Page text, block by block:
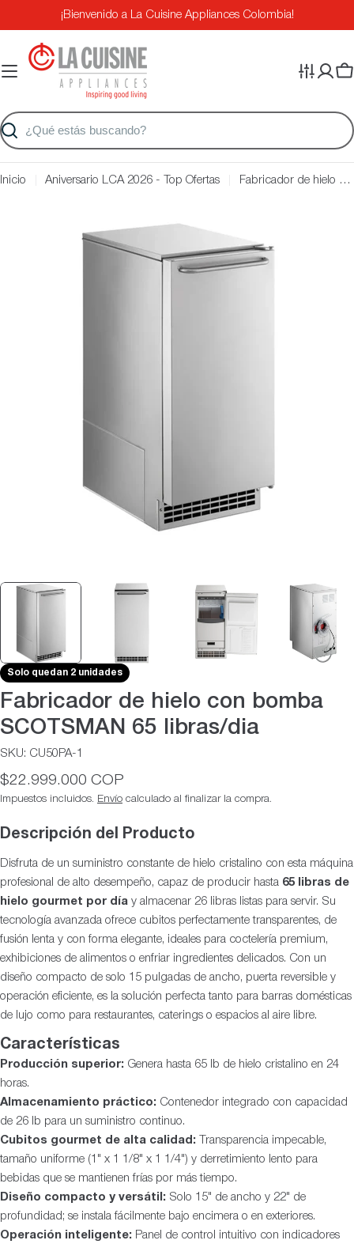
al
contenido
¡Bienvenido a La Cuisine Appliances Colombia!
Buscar
Inicio Aniversario LCA 2026 - Top Ofertas Fabricador de hielo con bomba SCOTSMAN 65 libras/dia
Solo quedan 2 unidades
Fabricador de hielo con bomba
SCOTSMAN 65 libras/dia
SKU: CU50PA-1
Precio
habitual
$22.999.000 COP
Impuestos incluidos. Envío calculado al finalizar la compra.
Descripción del Producto
Disfruta de un suministro constante de hielo cristalino con esta máquina
profesional de alto desempeño, capaz de producir hasta 65 libras de
hielo gourmet por día y almacenar 26 libras listas para servir. Su
tecnología avanzada ofrece cubitos perfectamente transparentes, de
fusión lenta y con forma elegante, ideales para coctelería premium,
exhibiciones de alimentos o enfriar ingredientes delicados. Con un
diseño compacto de solo 15 pulgadas de ancho, puerta reversible y
operación eficiente, es la solución perfecta tanto para barras domésticas
de lujo como para restaurantes, caterings o espacios al aire libre.
Características
Producción superior: Genera hasta 65 lb de hielo cristalino en 24
horas.
Almacenamiento práctico: Contenedor integrado con capacidad
de 26 lb para un suministro continuo.
Cubitos gourmet de alta calidad: Transparencia impecable,
tamaño uniforme (1" x 1 1/8" x 1 1/4") y derretimiento lento para
bebidas que se mantienen frías por más tiempo.
Diseño compacto y versátil: Solo 15" de ancho y 22" de
profundidad; se instala fácilmente bajo encimera o en exteriores.
Operación inteligente: Panel de control intuitivo con indicadores